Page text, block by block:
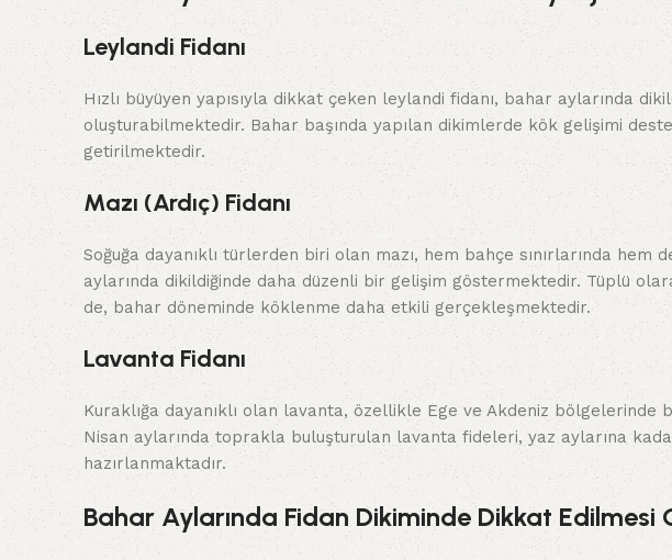
Leylandi Fidanı
Hızlı büyüyen yapısıyla dikkat çeken leylandi fidanı, bahar aylarında
oluşturabilmektedir. Bahar başında yapılan dikimlerde kök gelişimi
getirilmektedir.
Mazı (Ardıç) Fidanı
Soğuğa dayanıklı türlerden biri olan mazı, hem bahçe sınırlarında
aylarında dikildiğinde daha düzenli bir gelişim göstermektedir. Tüplü
de, bahar döneminde köklenme daha etkili gerçekleşmektedir.
Lavanta Fidanı
Kuraklığa dayanıklı olan lavanta, özellikle Ege ve Akdeniz bölgelerinde
Nisan aylarında toprakla buluşturulan lavanta fideleri, yaz aylarına
hazırlanmaktadır.
Bahar Aylarında Fidan Dikiminde Dikkat Edilmesi